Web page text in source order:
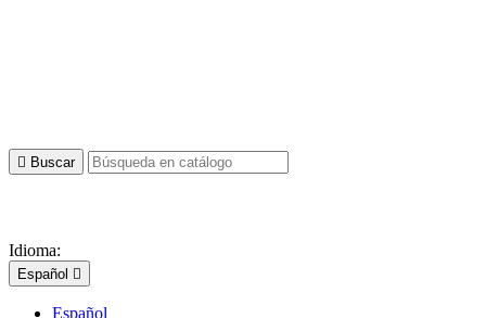
 Buscar
Idioma:
Español 
Español